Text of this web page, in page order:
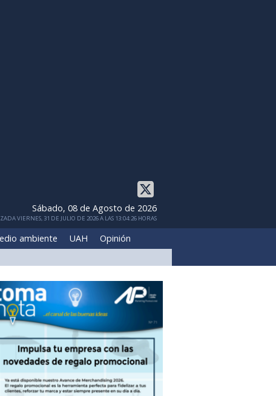
Sábado, 08 de Agosto de 2026
VIERNES, 31 DE JULIO DE 2026 A LAS 13:04:26 HORAS
ambiente UAH Opinión